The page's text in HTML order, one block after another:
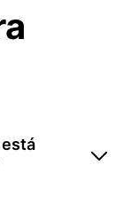
está